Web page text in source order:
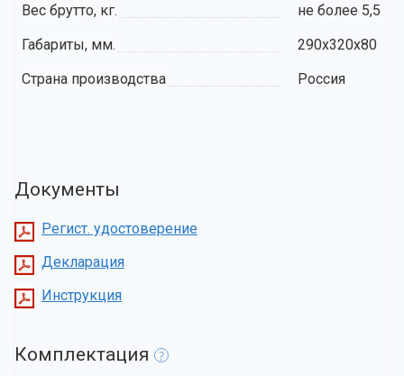
Вес брутто, кг.
не более 5,5
Габариты, мм.
290x320x80
Страна производства
Россия
Документы
Регист. удостоверение
Декларация
Инструкция
Комплектация ?